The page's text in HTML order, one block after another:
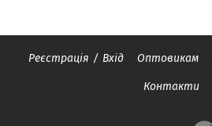
Реєстрація / Вхід Оптовикам
Контакти